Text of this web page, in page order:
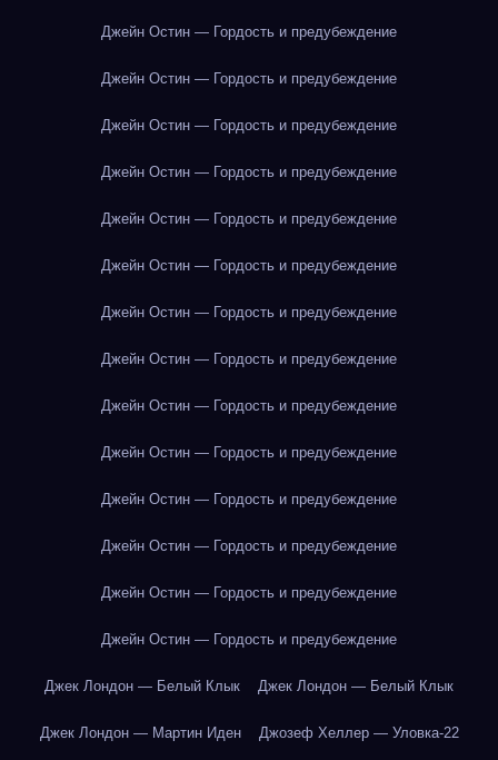
Джейн Остин — Гордость и предубеждение
Джейн Остин — Гордость и предубеждение
Джейн Остин — Гордость и предубеждение
Джейн Остин — Гордость и предубеждение
Джейн Остин — Гордость и предубеждение
Джейн Остин — Гордость и предубеждение
Джейн Остин — Гордость и предубеждение
Джейн Остин — Гордость и предубеждение
Джейн Остин — Гордость и предубеждение
Джейн Остин — Гордость и предубеждение
Джейн Остин — Гордость и предубеждение
Джейн Остин — Гордость и предубеждение
Джейн Остин — Гордость и предубеждение
Джейн Остин — Гордость и предубеждение
Джек Лондон — Белый Клык Джек Лондон — Белый Клык
Джек Лондон — Мартин Иден Джозеф Хеллер — Уловка-22